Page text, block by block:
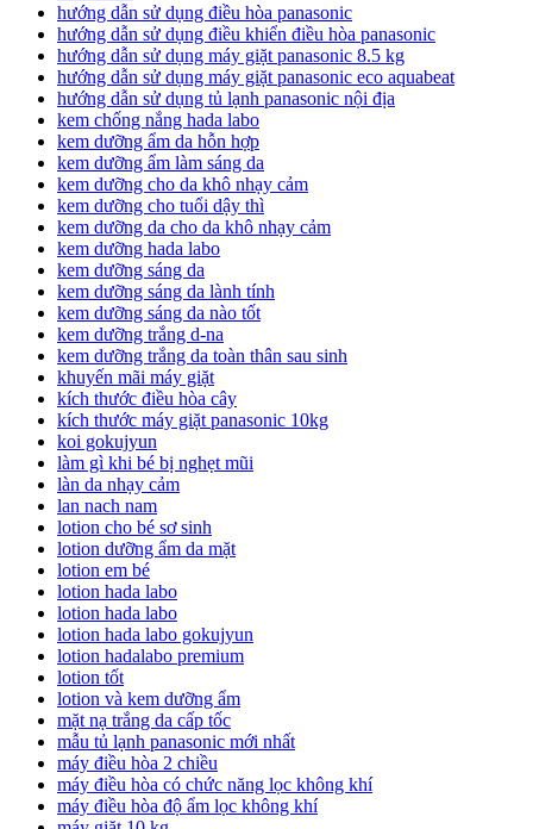
hướng dẫn sử dụng điều hòa panasonic
hướng dẫn sử dụng điều khiển điều hòa panasonic
hướng dẫn sử dụng máy giặt panasonic 8.5 kg
hướng dẫn sử dụng máy giặt panasonic eco aquabeat
hướng dẫn sử dụng tủ lạnh panasonic nội địa
kem chống nắng hada labo
kem dưỡng ẩm da hỗn hợp
kem dưỡng ẩm làm sáng da
kem dưỡng cho da khô nhạy cảm
kem dưỡng cho tuổi dậy thì
kem dưỡng da cho da khô nhạy cảm
kem dưỡng hada labo
kem dưỡng sáng da
kem dưỡng sáng da lành tính
kem dưỡng sáng da nào tốt
kem dưỡng trắng d-na
kem dưỡng trắng da toàn thân sau sinh
khuyến mãi máy giặt
kích thước điều hòa cây
kích thước máy giặt panasonic 10kg
koi gokujyun
làm gì khi bé bị nghẹt mũi
làn da nhạy cảm
lan nach nam
lotion cho bé sơ sinh
lotion dưỡng ẩm da mặt
lotion em bé
lotion hada labo
lotion hada labo
lotion hada labo gokujyun
lotion hadalabo premium
lotion tốt
lotion và kem dưỡng ẩm
mặt nạ trắng da cấp tốc
mẫu tủ lạnh panasonic mới nhất
máy điều hòa 2 chiều
máy điều hòa có chức năng lọc không khí
máy điều hòa độ ẩm lọc không khí